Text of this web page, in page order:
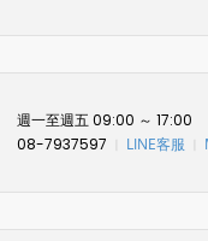
週一至週五 09:00 ～ 17:00
08-7937597
LINE客服